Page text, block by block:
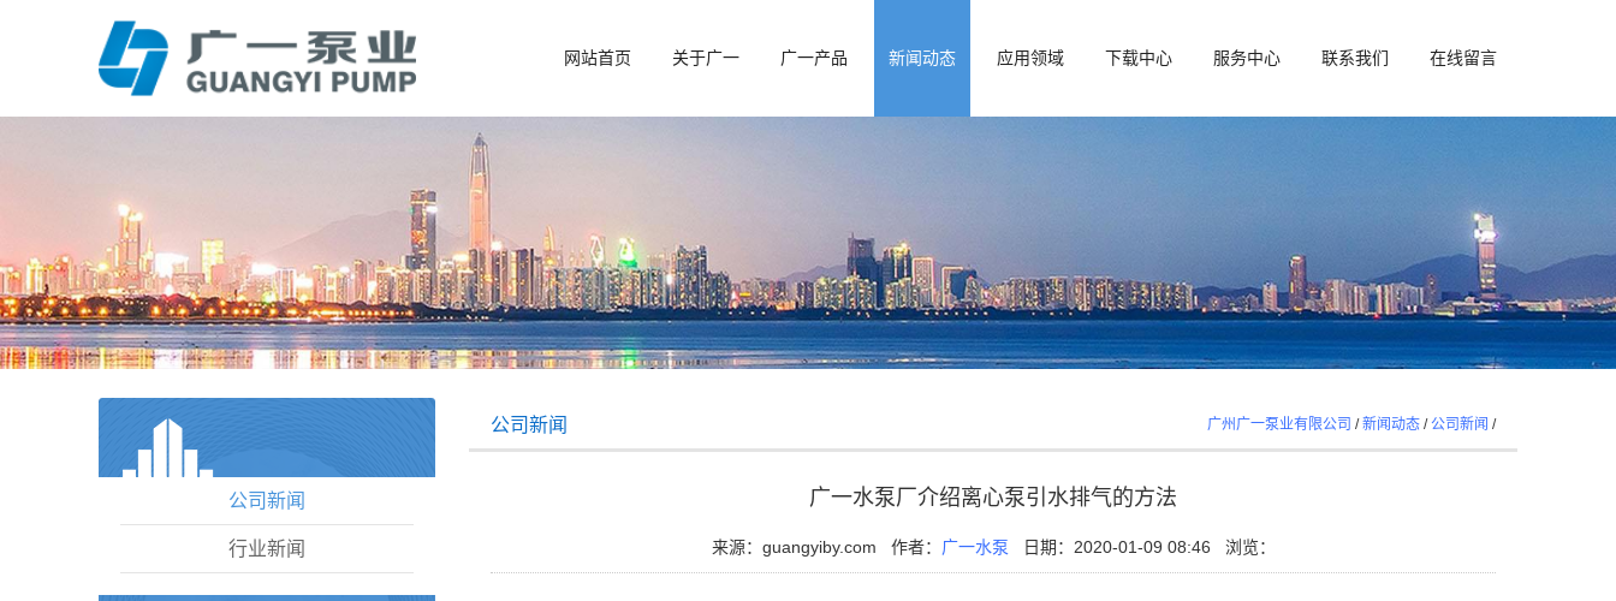
网站首页 关于广一 广一产品 新闻动态 应用领域 下载中心 服务中心 联系我们 在线留言
公司新闻
行业新闻
公司新闻 广州广一泵业有限公司 /新闻动态 /公司新闻 /
广一水泵厂介绍离心泵引水排气的方法
来源：guangyiby.com 作者： 广一水泵 日期：2020-01-09 08:46 浏览：